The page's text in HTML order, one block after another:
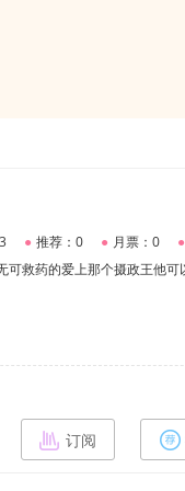
● 推荐：0 ● 月票：0 ●
救药的爱上那个摄政王他可
订阅